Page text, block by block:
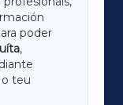
poder
,
o teu